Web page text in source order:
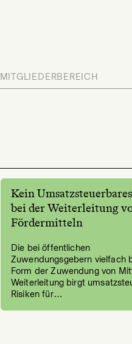
MITGLIEDERBEREICH
Kein
bei der Weiterleitung
Fördermitteln
Die bei öffentlichen
Zuwendungsgebern vielfach
Form der Zuwendung von
Weiterleitung birgt
Risiken für…